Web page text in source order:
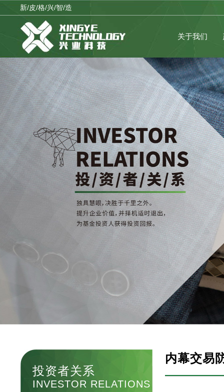
新/皮/格/兴/智/造
关于我们
公司品牌 公司战略 企业架构
理性投资 公司制度
投资者关系
INVESTOR RELATIONS
内幕交易